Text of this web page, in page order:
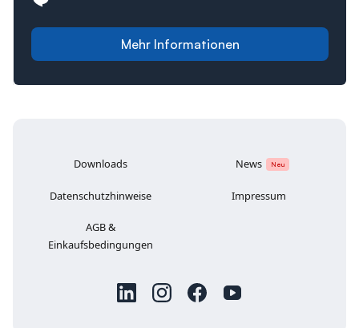
Mehr Informationen
Downloads News Neu
Datenschutzhinweise Impressum
AGB &
Einkaufsbedingungen